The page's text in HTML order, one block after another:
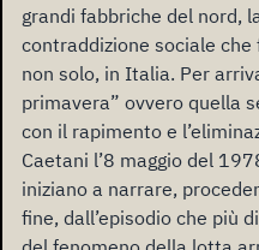
grandi fabbriche del nord,
contraddizione sociale che
non solo, in Italia. Per
primavera” ovvero quella
con il rapimento e
Caetani l’8 maggio del
iniziano a narrare,
fine, dall’episodio che più